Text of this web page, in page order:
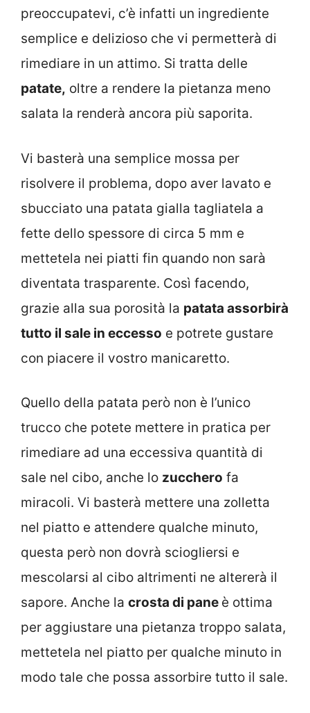
preoccupatevi, c’è infatti un ingrediente
semplice e delizioso che vi permetterà di
rimediare in un attimo. Si tratta delle
patate, oltre a rendere la pietanza meno
salata la renderà ancora più saporita.
Vi basterà una semplice mossa per
risolvere il problema, dopo aver lavato e
sbucciato una patata gialla tagliatela a
fette dello spessore di circa 5 mm e
mettetela nei piatti fin quando non sarà
diventata trasparente. Così facendo,
grazie alla sua porosità la patata assorbirà
tutto il sale in eccesso e potrete gustare
con piacere il vostro manicaretto.
Quello della patata però non è l’unico
trucco che potete mettere in pratica per
rimediare ad una eccessiva quantità di
sale nel cibo, anche lo zucchero fa
miracoli. Vi basterà mettere una zolletta
nel piatto e attendere qualche minuto,
questa però non dovrà sciogliersi e
mescolarsi al cibo altrimenti ne altererà il
sapore. Anche la crosta di pane è ottima
per aggiustare una pietanza troppo salata,
mettetela nel piatto per qualche minuto in
modo tale che possa assorbire tutto il sale.